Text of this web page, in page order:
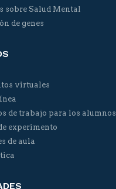
sobre Salud Mental
de genes
virtuales
de trabajo para los alumnos
experimento
de aula